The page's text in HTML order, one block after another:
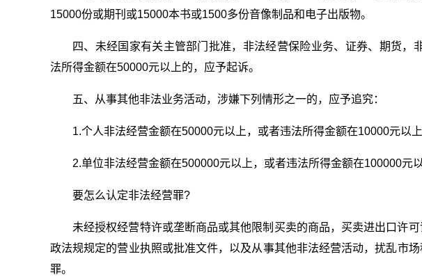
15000份或期刊或15000本书或1500多份音像制品和电子出版物。
四、未经国家有关主管部门批准，非法经营保险业务、证券、期货，
法所得金额在50000元以上的，应予起诉。
五、从事其他非法业务活动，涉嫌下列情形之一的，应予追究：
1.个人非法经营金额在50000元以上，或者违法所得金额在10000元以
2.单位非法经营金额在500000元以上，或者违法所得金额在100000元以
要怎么认定非法经营罪?
未经授权经营特许或垄断商品或其他限制买卖的商品，买卖进出口许
政法规规定的营业执照或批准文件，以及从事其他非法经营活动，扰乱市
罪。